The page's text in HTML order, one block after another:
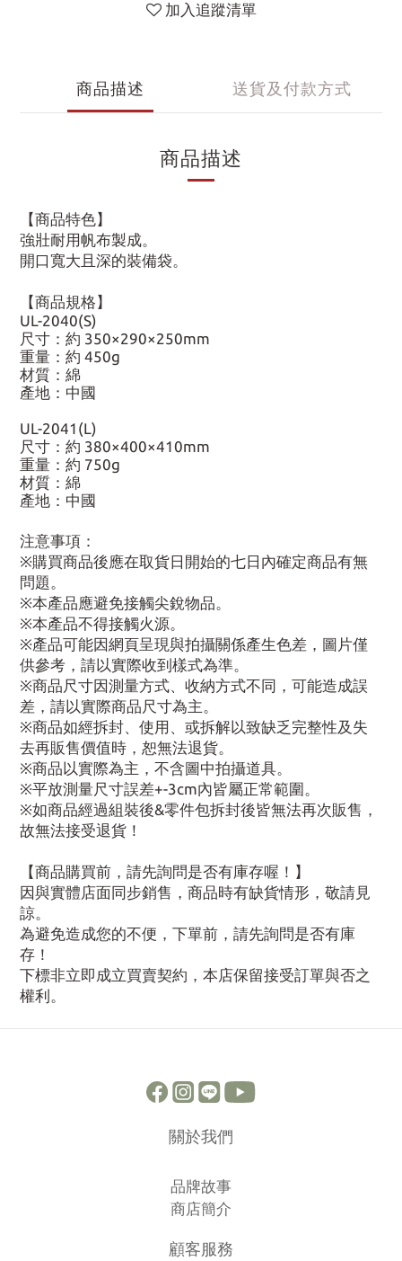
加入追蹤清單
商品描述 送貨及付款方式
商品描述
【商品特色】
強壯耐用帆布製成。
開口寬大且深的裝備袋。
【商品規格】
UL-2040(S)
尺寸：約 350×290×250mm
重量：約 450g
材質：綿
產地：中國
UL-2041(L)
尺寸：約 380×400×410mm
重量：約 750g
材質：綿
產地：中國
注意事項：
※購買商品後應在取貨日開始的七日內確定商品有無
問題。
※本產品應避免接觸尖銳物品。
※本產品不得接觸火源。
※產品可能因網頁呈現與拍攝關係產生色差，圖片僅
供參考，請以實際收到樣式為準。
※商品尺寸因測量方式、收納方式不同，可能造成誤
差，請以實際商品尺寸為主。
※商品如經拆封、使用、或拆解以致缺乏完整性及失
去再販售價值時，恕無法退貨。
※商品以實際為主，不含圖中拍攝道具。
※平放測量尺寸誤差+-3cm內皆屬正常範圍。
※如商品經過組裝後&零件包拆封後皆無法再次販售，
故無法接受退貨！
【商品購買前，請先詢問是否有庫存喔！】
因與實體店面同步銷售，商品時有缺貨情形，敬請見
諒。
為避免造成您的不便，下單前，請先詢問是否有庫
存！
下標非立即成立買賣契約，本店保留接受訂單與否之
權利。
關於我們
品牌故事
商店簡介
顧客服務